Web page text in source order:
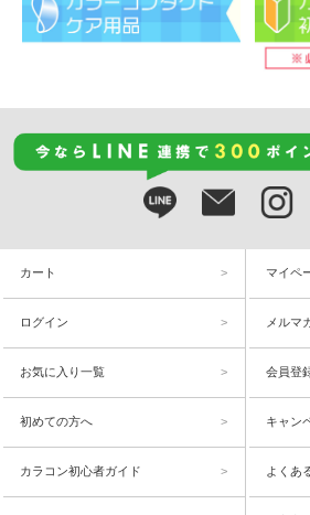
カート マイペ
ログイン メルマ
お気に入り一覧 会員登
初めての方へ キャン
カラコン初心者ガイド よくあ